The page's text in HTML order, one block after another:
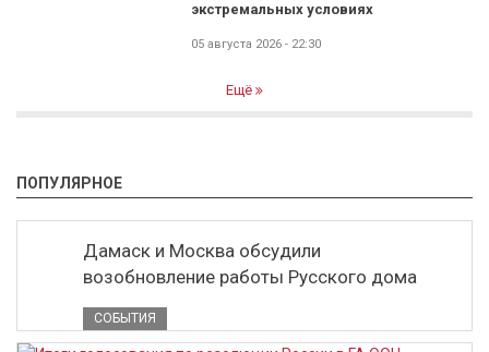
экстремальных условиях
05 августа 2026 - 22:30
Ещё
ПОПУЛЯРНОЕ
Дамаск и Москва обсудили
возобновление работы Русского дома
СОБЫТИЯ